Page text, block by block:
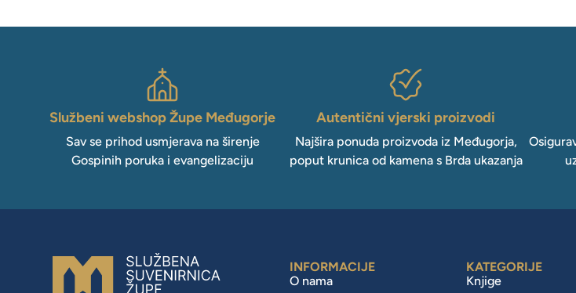
Službeni webshop Župe Međugorje
Sav se prihod usmjerava na širenje
Gospinih poruka i evangelizaciju
Autentični vjerski proizvodi
Najšira ponuda proizvoda iz Međugorja,
poput krunica od kamena s Brda ukazanja
INFORMACIJE
O nama
KATEGORIJE
Knjige